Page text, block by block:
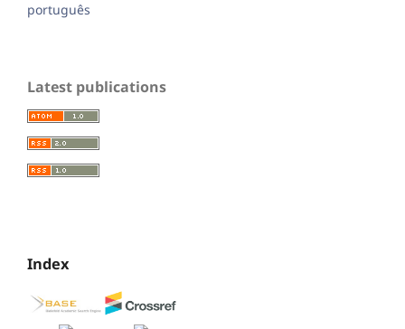
português
Latest publications
Index